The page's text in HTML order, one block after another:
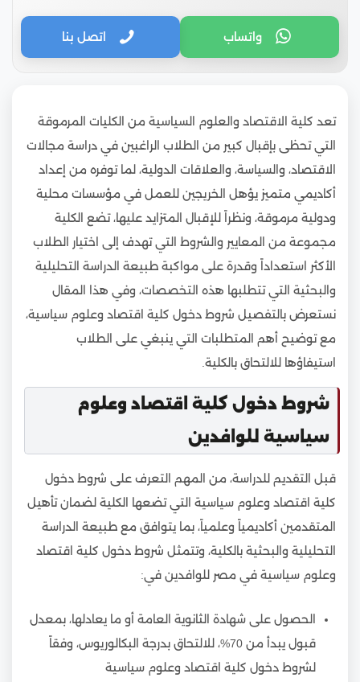
واتساب اتصل بنا
تعد كلية الاقتصاد والعلوم السياسية من الكليات المرموقة
التي تحظى بإقبال كبير من الطلاب الراغبين في دراسة مجالات
الاقتصاد، والسياسة، والعلاقات الدولية، لما توفره من إعداد
أكاديمي متميز يؤهل الخريجين للعمل في مؤسسات محلية
ودولية مرموقة، ونظراً للإقبال المتزايد عليها، تضع الكلية
مجموعة من المعايير والشروط التي تهدف إلى اختيار الطلاب
الأكثر استعداداً وقدرة على مواكبة طبيعة الدراسة التحليلية
والبحثية التي تتطلبها هذه التخصصات، وفي هذا المقال
نستعرض بالتفصيل شروط دخول كلية اقتصاد وعلوم سياسية،
مع توضيح أهم المتطلبات التي ينبغي على الطلاب
استيفاؤها للالتحاق بالكلية.
شروط دخول كلية اقتصاد وعلوم
سياسية للوافدين
قبل التقديم للدراسة، من المهم التعرف على شروط دخول
كلية اقتصاد وعلوم سياسية التي تضعها الكلية لضمان تأهيل
المتقدمين أكاديمياً وعلمياً، بما يتوافق مع طبيعة الدراسة
التحليلية والبحثية بالكلية، وتتمثل شروط دخول كلية اقتصاد
وعلوم سياسية في مصر للوافدين في:
الحصول على شهادة الثانوية العامة أو ما يعادلها، بمعدل
قبول يبدأ من 70%، للالتحاق بدرجة البكالوريوس، وفقاً
لشروط دخول كلية اقتصاد وعلوم سياسية